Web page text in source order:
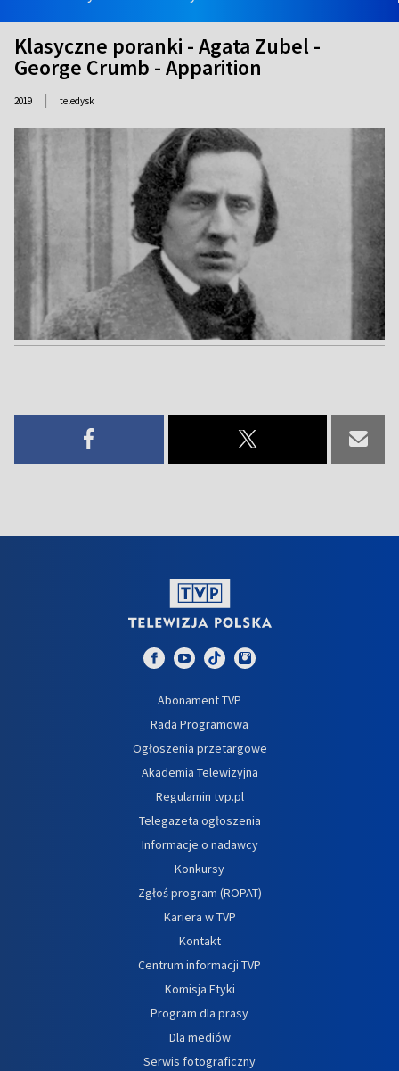
Klasyczne poranki - Agata Zubel -
George Crumb - Apparition
2019 | teledysk
Abonament TVP
Rada Programowa
Ogłoszenia przetargowe
Akademia Telewizyjna
Regulamin tvp.pl
Telegazeta ogłoszenia
Informacje o nadawcy
Konkursy
Zgłoś program (ROPAT)
Kariera w TVP
Kontakt
Centrum informacji TVP
Komisja Etyki
Program dla prasy
Dla mediów
Serwis fotograficzny